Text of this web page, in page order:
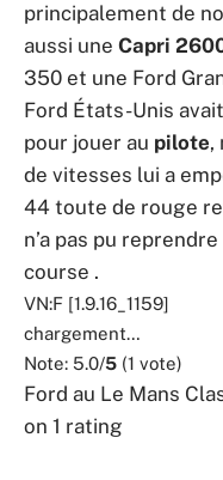
principalement de
aussi une Capri
350 et une Ford
Ford États-Unis
pour jouer au pilote,
de vitesses lui a
44 toute de rouge
n’a pas pu
course .
VN:F [1.9.16_1159]
chargement…
Note: 5.0/5 (1 vote)
Ford au Le Mans
on 1 rating